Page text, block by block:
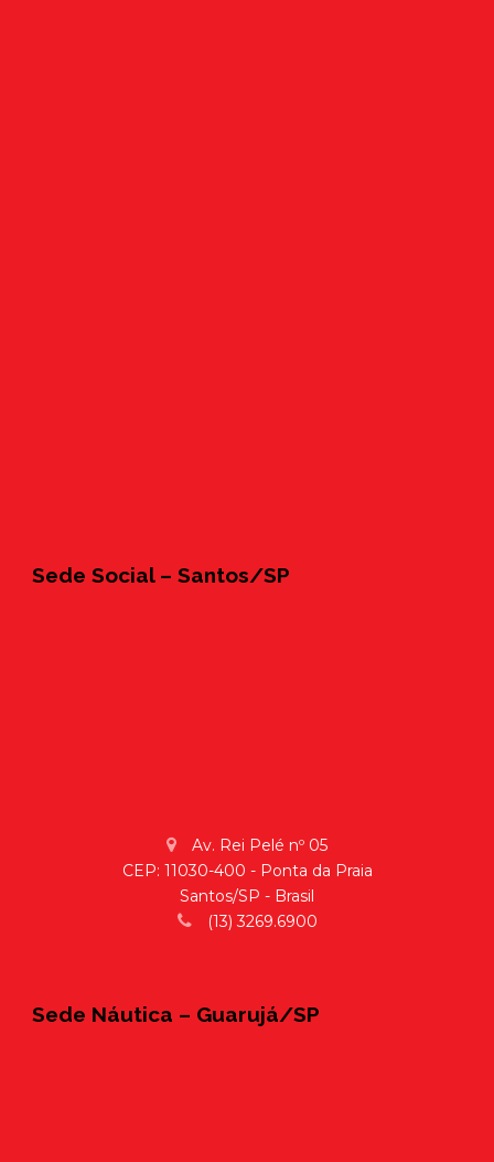
Sede Social – Santos/SP
Av. Rei Pelé nº 05
CEP: 11030-400 - Ponta da Praia
Santos/SP - Brasil
(13) 3269.6900
Sede Náutica – Guarujá/SP